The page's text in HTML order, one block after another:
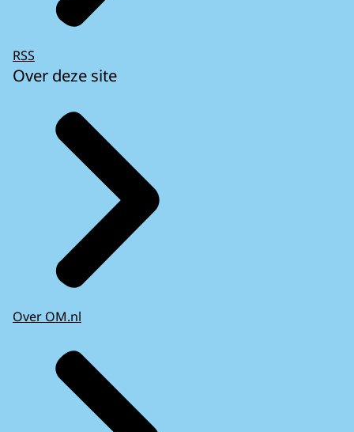
RSS
Over deze site
Over OM.nl